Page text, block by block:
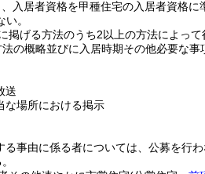
入居者資格を甲種住宅の入居者資格に
。
掲げる方法のうち2以上の方法によっ
の概略並びに入居時期その他必要な事
送
な場所における掲示
事由に係る者については、公募を行